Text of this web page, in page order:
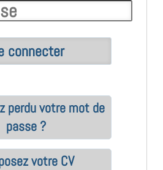
perdu votre mot de
passe ?
votre CV